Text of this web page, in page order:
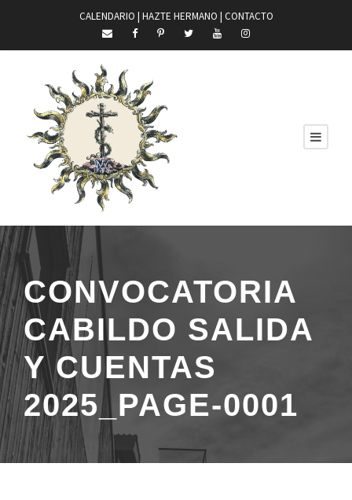
CALENDARIO | HAZTE HERMANO | CONTACTO
CONVOCATORIA
CABILDO SALIDA
Y CUENTAS
2025_PAGE-0001